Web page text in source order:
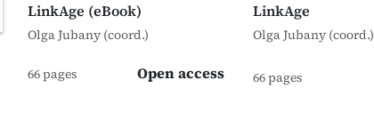
LinkAge (eBook)
Olga Jubany (coord.)
66 pages Open access
LinkAge
Olga Jubany (coord.)
66 pages